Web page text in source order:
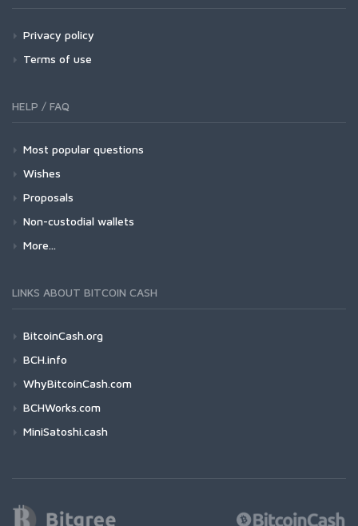
Privacy policy
Terms of use
HELP / FAQ
Most popular questions
Wishes
Proposals
Non-custodial wallets
More...
LINKS ABOUT BITCOIN CASH
BitcoinCash.org
BCH.info
WhyBitcoinCash.com
BCHWorks.com
MiniSatoshi.cash